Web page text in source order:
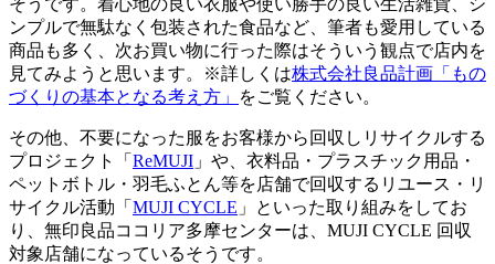
ンプルで無駄なく包装された食品など、筆者も愛用している
商品も多く、次お買い物に行った際はそういう観点で店内を
見てみようと思います。※詳しくは株式会社良品計画「もの
づくりの基本となる考え方」
をご覧ください。
その他、不要になった服をお客様から回収しリサイクルする
プロジェクト「 ReMUJI 」や、衣料品・プラスチック用品・
ペットボトル・羽毛ふとん等を店舗で回収するリユース・リ
サイクル活動「 MUJI CYCLE 」といった取り組みをしてお
り、無印良品ココリア多摩センターは、MUJI CYCLE 回収
対象店舗になっているそうです。